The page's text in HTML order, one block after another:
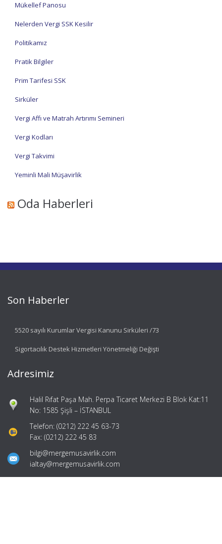
Mükellef Panosu
Nelerden Vergi SSK Kesilir
Politikamız
Pratik Bilgiler
Prim Tarifesi SSK
Sirküler
Vergi Affı ve Matrah Artırımı Semineri
Vergi Kodları
Vergi Takvimi
Yeminli Mali Müşavirlik
Oda Haberleri
Son Haberler
5520 sayılı Kurumlar Vergisi Kanunu Sirküleri /73
Sigortacılık Destek Hizmetleri Yönetmeliği Değişti
Adresimiz
Halil Rıfat Paşa Mah. Perpa Ticaret Merkezi B Blok Kat:11
No: 1585 Şişli – İSTANBUL
Telefon: (0212) 222 45 63-73
Fax: (0212) 222 45 83
bilgi@mergemusavirlik.com
ialtay@mergemusavirlik.com